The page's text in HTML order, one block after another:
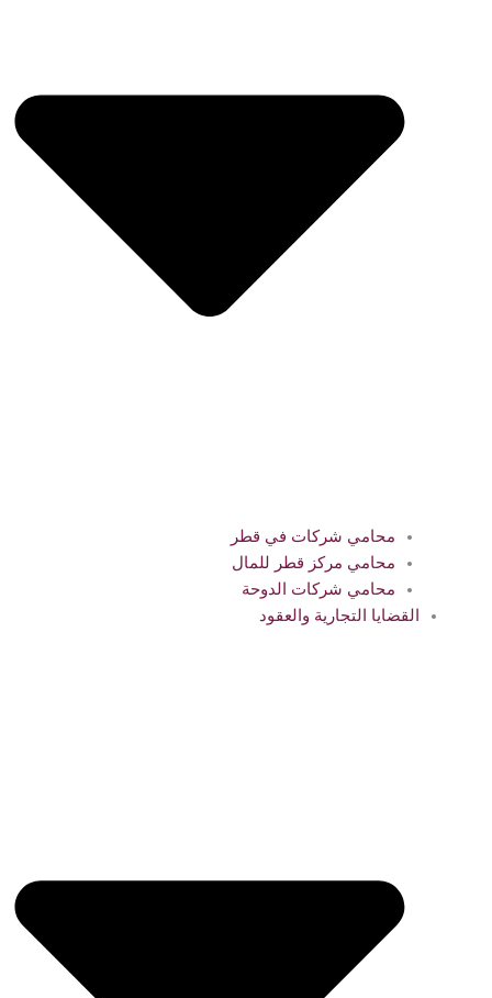
محامي شركات في قطر
محامي مركز قطر للمال
محامي شركات الدوحة
القضايا التجارية والعقود